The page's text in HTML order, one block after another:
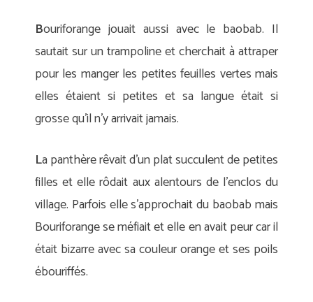
Bouriforange jouait aussi avec le baobab. Il
sautait sur un trampoline et cherchait à attraper
pour les manger les petites feuilles vertes mais
elles étaient si petites et sa langue était si
grosse qu’il n’y arrivait jamais.
La panthère rêvait d’un plat succulent de petites
filles et elle rôdait aux alentours de l’enclos du
village. Parfois elle s’approchait du baobab mais
Bouriforange se méfiait et elle en avait peur car il
était bizarre avec sa couleur orange et ses poils
ébouriffés.